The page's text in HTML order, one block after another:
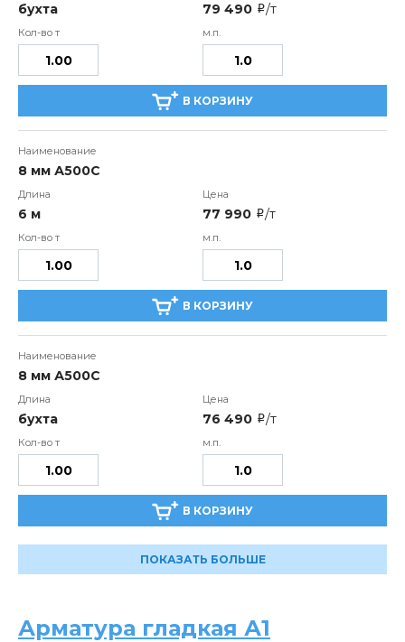
бухта 79 490 i/т
В КОРЗИНУ
8 мм А500С
6 м 77 990 i/т
В КОРЗИНУ
8 мм А500С
бухта 76 490 i/т
В КОРЗИНУ
ПОКАЗАТЬ БОЛЬШЕ
Арматура гладкая А1